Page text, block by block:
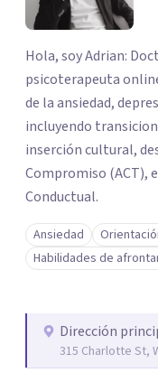
Hola, soy Adrian:
psicoterapeuta
de la ansiedad,
incluyendo
inserción cultural,
Compromiso (ACT),
Conductual.
Ansiedad
Habilidades de
Dirección
315 Charlotte St,